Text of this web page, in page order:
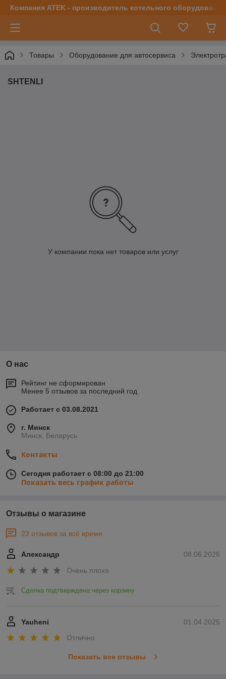
Компания ATEK - производитель котельного оборудования
Товары Оборудование для автосервиса
SHTENLI
У компании пока нет товаров или услуг
О нас
Рейтинг не сформирован
Менее 5 отзывов за последний год
Работает с 03.08.2021
г. Минск
Минск, Беларусь
Контакты
Сегодня работает с 08:00 до 21:00
Показать весь график работы
Отзывы о магазине
23 отзывов за всё время
08.06.2026
Александр
Очень плохо
Сделка подтверждена через корзину
01.04.2025
Yauheni
Отлично
Показать все отзывы